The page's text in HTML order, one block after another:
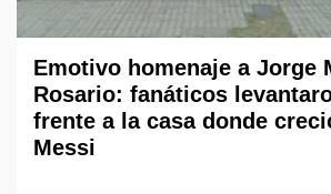
Emotivo homenaje a Jorge
Rosario: fanáticos
frente a la casa donde
Messi